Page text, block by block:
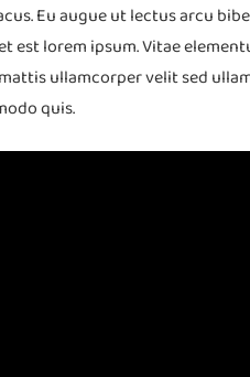
Eu augue ut lectus arcu
lorem ipsum. Vitae
ullamcorper velit sed
quis.